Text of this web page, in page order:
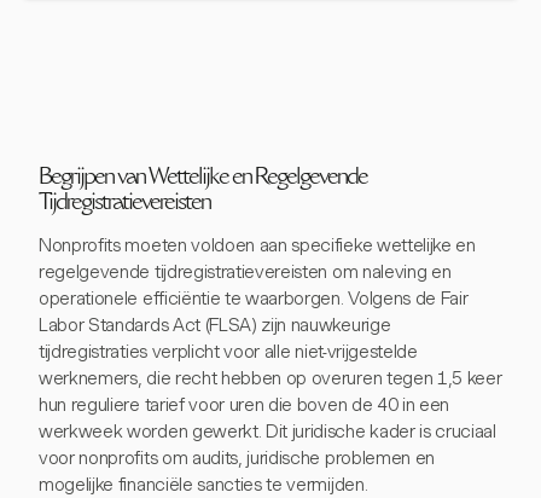
Begrijpen van Wettelijke en Regelgevende
Tijdregistratievereisten
Nonprofits moeten voldoen aan specifieke wettelijke en
regelgevende tijdregistratievereisten om naleving en
operationele efficiëntie te waarborgen. Volgens de Fair
Labor Standards Act (FLSA) zijn nauwkeurige
tijdregistraties verplicht voor alle niet-vrijgestelde
werknemers, die recht hebben op overuren tegen 1,5 keer
hun reguliere tarief voor uren die boven de 40 in een
werkweek worden gewerkt. Dit juridische kader is cruciaal
voor nonprofits om audits, juridische problemen en
mogelijke financiële sancties te vermijden.